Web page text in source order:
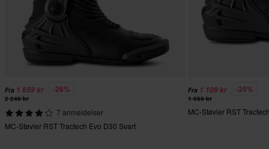
Fra 1 659 kr -26%
2 249 kr
7 anmeldelser
MC-Støvler RST Tractech Evo D30 Svart
Fra 1 109 kr -35%
1 699 kr
MC-Støvler RST